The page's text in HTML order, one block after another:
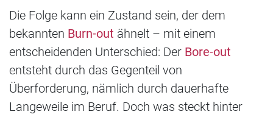
Die Folge kann ein Zustand sein, der dem
bekannten Burn-out ähnelt – mit einem
entscheidenden Unterschied: Der Bore-out
entsteht durch das Gegenteil von
Überforderung, nämlich durch dauerhafte
Langeweile im Beruf. Doch was steckt hinter